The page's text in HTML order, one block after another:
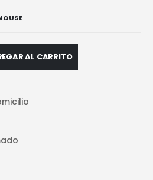
AL CARRITO